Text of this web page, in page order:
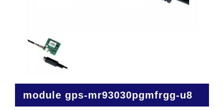
module gps-mr93030pgmfrgg-u8